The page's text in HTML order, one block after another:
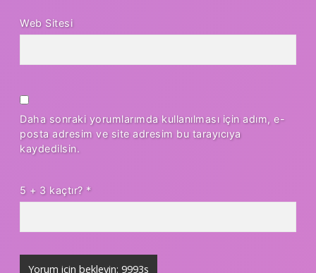
Web Sitesi
Daha sonraki yorumlarımda kullanılması için adım, e-
posta adresim ve site adresim bu tarayıcıya
kaydedilsin.
5 + 3 kaçtır? *